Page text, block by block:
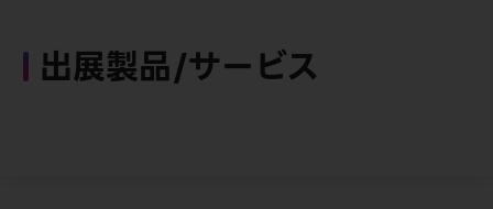
出展製品/サービス